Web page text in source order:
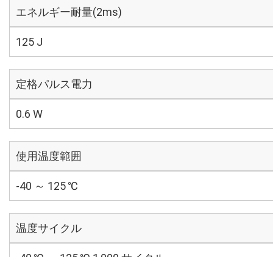
エネルギー耐量(2ms)
125 J
定格パルス電力
0.6 W
使用温度範囲
-40 ～ 125 ℃
温度サイクル